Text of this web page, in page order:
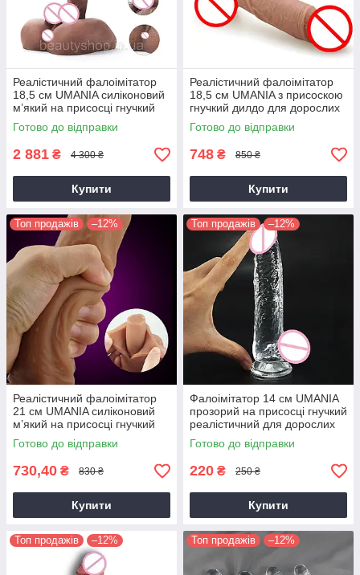
Реалістичний фалоімітатор
18,5 см UMANIA силіконовий
м’який на присосці гнучкий
тілесний
Готово до відправки
2 881 ₴ 4 300 ₴
Купити
Реалістичний фалоімітатор
18,5 см UMANIA з присоскою
гнучкий дилдо для дорослих
тілесний
Готово до відправки
748 ₴ 850 ₴
Купити
Топ продажів –12%
Реалістичний фалоімітатор
21 см UMANIA силіконовий
м’який на присосці гнучкий
тілесний
Готово до відправки
730,40 ₴ 830 ₴
Купити
Топ продажів –12%
Фалоімітатор 14 см UMANIA
прозорий на присосці гнучкий
реалістичний для дорослих
Готово до відправки
220 ₴ 250 ₴
Купити
Топ продажів –12% Топ продажів –12%